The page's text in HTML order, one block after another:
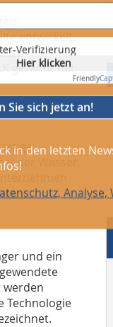
entwickelt.
gewinnt mit
der Wasser
und ein
werden
Technologie